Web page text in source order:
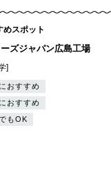
めスポット
ズジャパン広島工場
]
おすすめ
おすすめ
もOK